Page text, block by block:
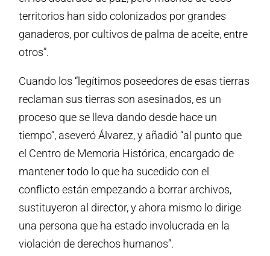
territorios han sido colonizados por grandes
ganaderos, por cultivos de palma de aceite, entre
otros”.
Cuando los “legítimos poseedores de esas tierras
reclaman sus tierras son asesinados, es un
proceso que se lleva dando desde hace un
tiempo”, aseveró Álvarez, y añadió “al punto que
el Centro de Memoria Histórica, encargado de
mantener todo lo que ha sucedido con el
conflicto están empezando a borrar archivos,
sustituyeron al director, y ahora mismo lo dirige
una persona que ha estado involucrada en la
violación de derechos humanos”.